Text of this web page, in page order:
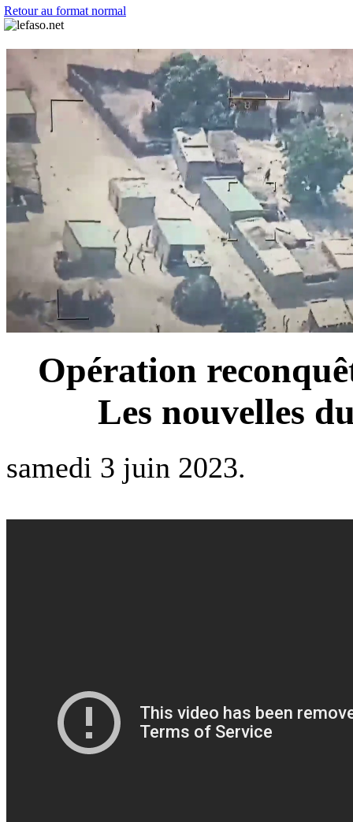
Retour au format normal
Opération
Les nouvelles
samedi 3 juin 2023.